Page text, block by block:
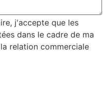
j'accepte que les
dans le cadre de ma
relation commerciale